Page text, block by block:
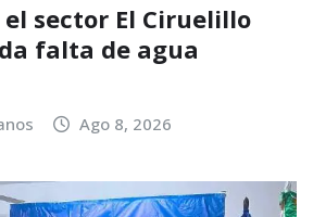
sector El Ciruelillo
falta de agua
Ago 8, 2026